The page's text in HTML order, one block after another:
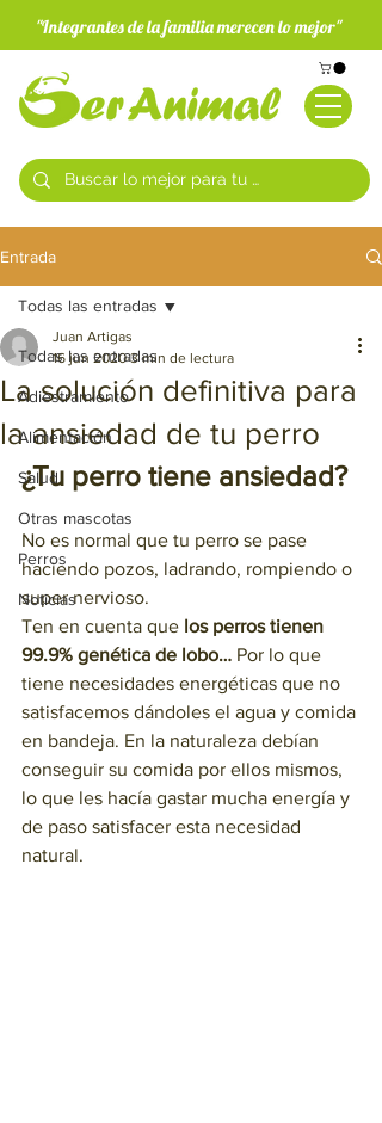
"Integrantes de la familia merecen lo mejor"
Entrada
Todas las entradas
Adiestramiento
Alimentación
Salud
Otras mascotas
Perros
Noticias
Todas las entradas
La solución definitiva para
la ansiedad de tu perro
Juan Artigas
16 jun 2020 3 min de lectura
¿Tu perro tiene ansiedad?
No es normal que tu perro se pase
haciendo pozos, ladrando, rompiendo o
super nervioso.
Ten en cuenta que los perros tienen
99.9% genética de lobo… Por lo que
tiene necesidades energéticas que no
satisfacemos dándoles el agua y comida
en bandeja. En la naturaleza debían
conseguir su comida por ellos mismos,
lo que les hacía gastar mucha energía y
de paso satisfacer esta necesidad
natural.